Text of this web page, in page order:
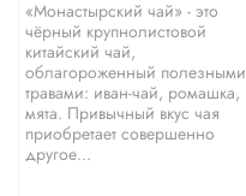
«Монастырский чай» - это
чёрный крупнолистовой
китайский чай,
облагороженный полезными
травами: иван-чай, ромашка,
мята. Привычный вкус чая
приобретает совершенно
другое...